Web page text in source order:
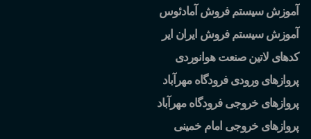
آموزش سیستم فروش آمادئوس
آموزش سیستم فروش ایران ایر
کدهای لاتین صنعت هوانوردی
پروازهای ورودی فرودگاه مهرآباد
پروازهای خروجی فرودگاه مهرآباد
پروازهای خروجی امام خمینی